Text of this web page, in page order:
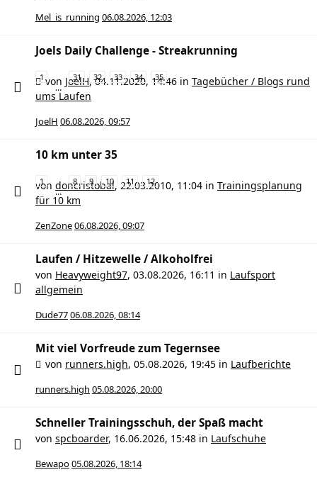
Mel_is_running 06.08.2026, 12:03
Joels Daily Challenge - Streakrunning
1
…
31 32 33 34 35
von JoelH,04.11.2020, 14:46 in Tagebücher / Blogs rund
ums Laufen
JoelH 06.08.2026, 09:57
10 km unter 35
1
…
8 9 10 11 12
von doncristobal, 22.03.2010, 11:04 in Trainingsplanung
für 10 km
ZenZone06.08.2026, 09:07
Laufen / Hitzewelle / Alkoholfrei
von Heavyweight97, 03.08.2026, 16:11 in Laufsport
allgemein
Dude7706.08.2026, 08:14
Mit viel Vorfreude zum Tegernsee
von runners.high, 05.08.2026, 19:45 in Laufberichte
runners.high 05.08.2026, 20:00
Schneller Trainingsschuh, der Spaß macht
von spcboarder, 16.06.2026, 15:48 in Laufschuhe
Bewapo05.08.2026, 18:14